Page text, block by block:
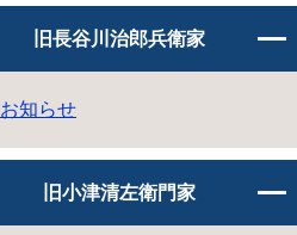
旧長谷川治郎兵衛家
お知らせ
旧小津清左衛門家